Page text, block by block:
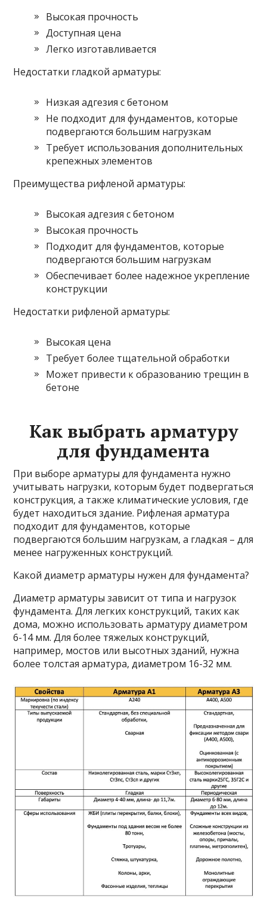
Высокая прочность
Доступная цена
Легко изготавливается
Недостатки гладкой арматуры:
Низкая адгезия с бетоном
Не подходит для фундаментов, которые
подвергаются большим нагрузкам
Требует использования дополнительных
крепежных элементов
Преимущества рифленой арматуры:
Высокая адгезия с бетоном
Высокая прочность
Подходит для фундаментов, которые
подвергаются большим нагрузкам
Обеспечивает более надежное укрепление
конструкции
Недостатки рифленой арматуры:
Высокая цена
Требует более тщательной обработки
Может привести к образованию трещин в
бетоне
Как выбрать арматуру
для фундамента
При выборе арматуры для фундамента нужно
учитывать нагрузки, которым будет подвергаться
конструкция, а также климатические условия, где
будет находиться здание. Рифленая арматура
подходит для фундаментов, которые
подвергаются большим нагрузкам, а гладкая – для
менее нагруженных конструкций.
Какой диаметр арматуры нужен для фундамента?
Диаметр арматуры зависит от типа и нагрузок
фундамента. Для легких конструкций, таких как
дома, можно использовать арматуру диаметром
6-14 мм. Для более тяжелых конструкций,
например, мостов или высотных зданий, нужна
более толстая арматура, диаметром 16-32 мм.